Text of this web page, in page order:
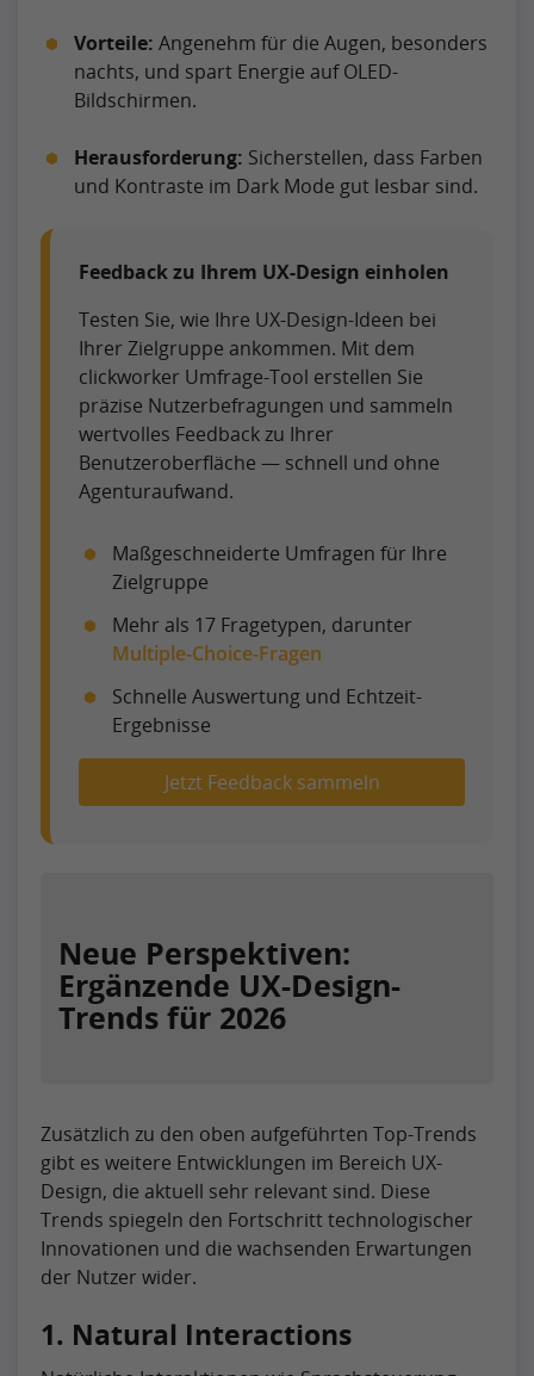
Vorteile: Angenehm für die Augen, besonders
nachts, und spart Energie auf OLED-
Bildschirmen.
Herausforderung: Sicherstellen, dass Farben
und Kontraste im Dark Mode gut lesbar sind.
Feedback zu Ihrem UX-Design einholen
Testen Sie, wie Ihre UX-Design-Ideen bei
Ihrer Zielgruppe ankommen. Mit dem
clickworker Umfrage-Tool erstellen Sie
präzise Nutzerbefragungen und sammeln
wertvolles Feedback zu Ihrer
Benutzeroberfläche — schnell und ohne
Agenturaufwand.
Maßgeschneiderte Umfragen für Ihre
Zielgruppe
Mehr als 17 Fragetypen, darunter
Multiple-Choice-Fragen
Schnelle Auswertung und Echtzeit-
Ergebnisse
Jetzt Feedback sammeln
Neue Perspektiven:
Ergänzende UX-Design-
Trends für 2026
Zusätzlich zu den oben aufgeführten Top-Trends
gibt es weitere Entwicklungen im Bereich UX-
Design, die aktuell sehr relevant sind. Diese
Trends spiegeln den Fortschritt technologischer
Innovationen und die wachsenden Erwartungen
der Nutzer wider.
1. Natural Interactions